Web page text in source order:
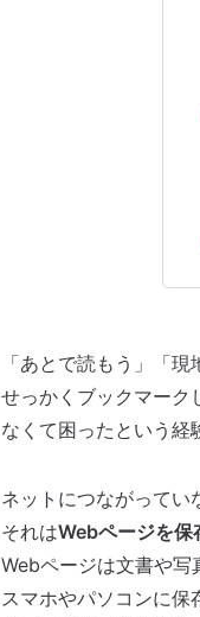
「あとで読もう」「
せっかくブックマーク
なくて困ったという経
ネットにつながってい
それはWebページを保
Webページは文書や写
スマホやパソコンに保